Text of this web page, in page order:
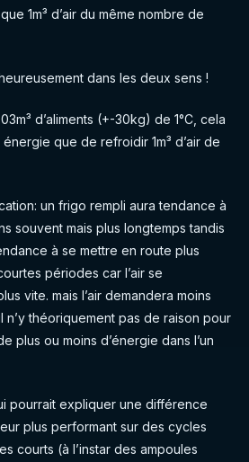
1m³ d’air du même nombre de
dans les deux sens !
d’aliments (+-30kg) de 1°C, cela
que de refroidir 1m³ d’air de
un frigo rempli aura tendance à
souvent mais plus longtemps tandis
à se mettre en route plus
périodes car l’air se
vite. mais l’air demandera moins
n’y théoriquement pas de raison pour
plus ou moins d’énergie dans l’un
pourrait expliquer une différence
plus performant sur des cycles
courts (à l’instar des ampoules